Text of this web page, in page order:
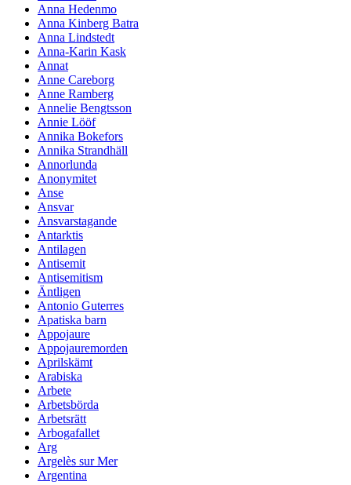
Anna Hedenmo
Anna Kinberg Batra
Anna Lindstedt
Anna-Karin Kask
Annat
Anne Careborg
Anne Ramberg
Annelie Bengtsson
Annie Lööf
Annika Bokefors
Annika Strandhäll
Annorlunda
Anonymitet
Anse
Ansvar
Ansvarstagande
Antarktis
Antilagen
Antisemit
Antisemitism
Äntligen
Antonio Guterres
Apatiska barn
Appojaure
Appojauremorden
Aprilskämt
Arabiska
Arbete
Arbetsbörda
Arbetsrätt
Arbogafallet
Arg
Argelès sur Mer
Argentina